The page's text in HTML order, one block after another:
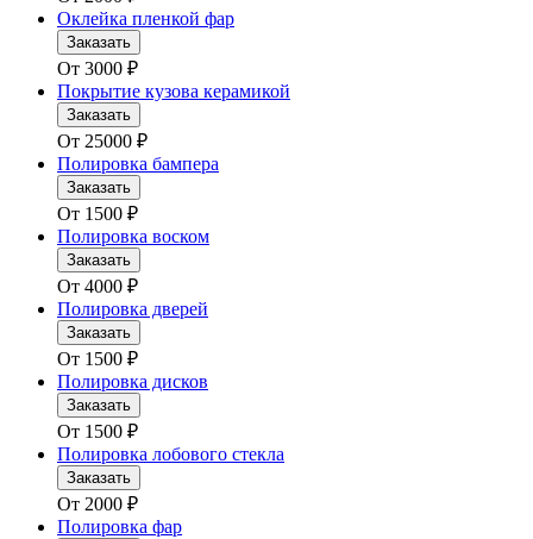
Оклейка пленкой фар
Заказать
От 3000 ₽
Покрытие кузова керамикой
Заказать
От 25000 ₽
Полировка бампера
Заказать
От 1500 ₽
Полировка воском
Заказать
От 4000 ₽
Полировка дверей
Заказать
От 1500 ₽
Полировка дисков
Заказать
От 1500 ₽
Полировка лобового стекла
Заказать
От 2000 ₽
Полировка фар